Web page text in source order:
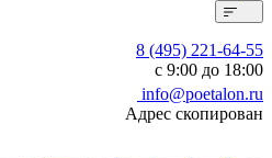
8 (495) 221-64-55
с 9:00 до 18:00
info@poetalon.ru
Адрес скопирован